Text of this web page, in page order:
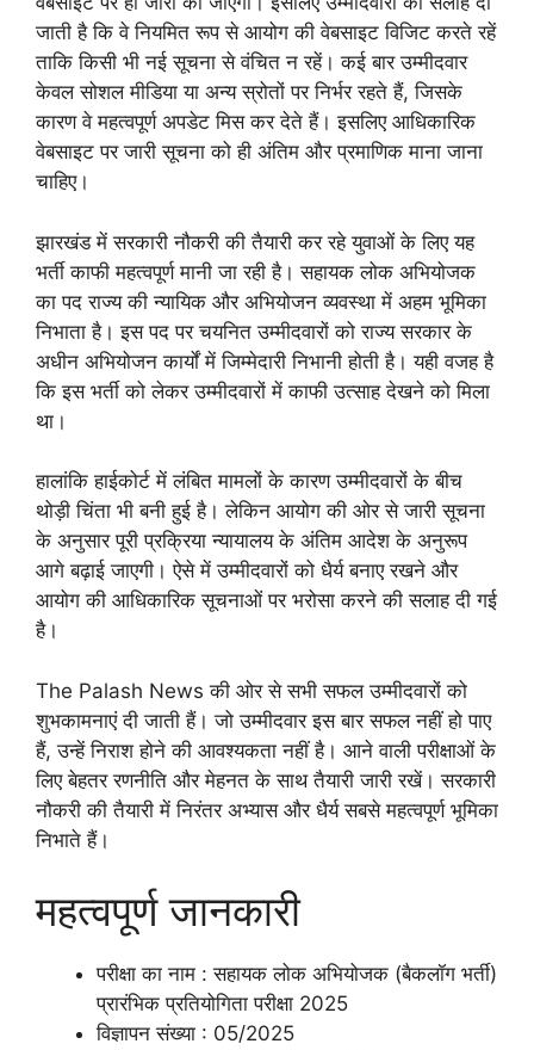
जाती है कि वे नियमित रूप से आयोग की वेबसाइट विजिट करते रहें
ताकि किसी भी नई सूचना से वंचित न रहें। कई बार उम्मीदवार
केवल सोशल मीडिया या अन्य स्रोतों पर निर्भर रहते हैं, जिसके
कारण वे महत्वपूर्ण अपडेट मिस कर देते हैं। इसलिए आधिकारिक
वेबसाइट पर जारी सूचना को ही अंतिम और प्रमाणिक माना जाना
चाहिए।
झारखंड में सरकारी नौकरी की तैयारी कर रहे युवाओं के लिए यह
भर्ती काफी महत्वपूर्ण मानी जा रही है। सहायक लोक अभियोजक
का पद राज्य की न्यायिक और अभियोजन व्यवस्था में अहम भूमिका
निभाता है। इस पद पर चयनित उम्मीदवारों को राज्य सरकार के
अधीन अभियोजन कार्यों में जिम्मेदारी निभानी होती है। यही वजह है
कि इस भर्ती को लेकर उम्मीदवारों में काफी उत्साह देखने को मिला
था।
हालांकि हाईकोर्ट में लंबित मामलों के कारण उम्मीदवारों के बीच
थोड़ी चिंता भी बनी हुई है। लेकिन आयोग की ओर से जारी सूचना
के अनुसार पूरी प्रक्रिया न्यायालय के अंतिम आदेश के अनुरूप
आगे बढ़ाई जाएगी। ऐसे में उम्मीदवारों को धैर्य बनाए रखने और
आयोग की आधिकारिक सूचनाओं पर भरोसा करने की सलाह दी गई
है।
The Palash News की ओर से सभी सफल उम्मीदवारों को
शुभकामनाएं दी जाती हैं। जो उम्मीदवार इस बार सफल नहीं हो पाए
हैं, उन्हें निराश होने की आवश्यकता नहीं है। आने वाली परीक्षाओं के
लिए बेहतर रणनीति और मेहनत के साथ तैयारी जारी रखें। सरकारी
नौकरी की तैयारी में निरंतर अभ्यास और धैर्य सबसे महत्वपूर्ण भूमिका
निभाते हैं।
महत्वपूर्ण जानकारी
परीक्षा का नाम : सहायक लोक अभियोजक (बैकलॉग भर्ती)
प्रारंभिक प्रतियोगिता परीक्षा 2025
विज्ञापन संख्या : 05/2025